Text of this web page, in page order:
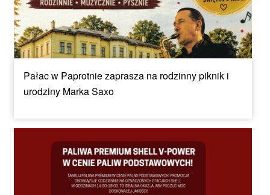
Pałac w Paprotnie zaprasza na rodzinny piknik i
urodziny Marka Saxo